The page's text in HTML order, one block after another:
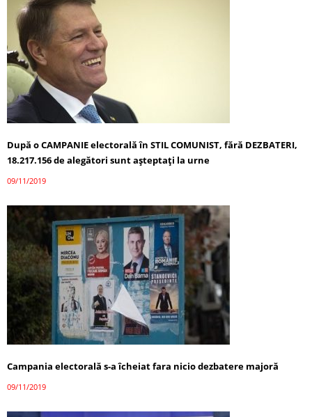
După o CAMPANIE electorală în STIL COMUNIST, fără DEZBATERI,
18.217.156 de alegători sunt aşteptaţi la urne
09/11/2019
Campania electorală s-a îcheiat fara nicio dezbatere majoră
09/11/2019